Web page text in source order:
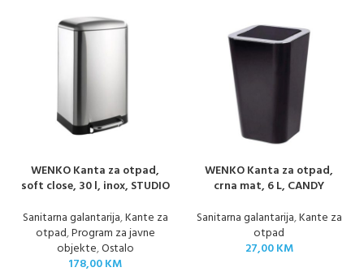
WENKO Kanta za otpad,
soft close, 30 l, inox, STUDIO
Sanitarna galantarija,Kante za
otpad,Program za javne
objekte,Ostalo
178,00KM
WENKO Kanta za otpad,
crna mat, 6 L, CANDY
Sanitarna galantarija,Kante za
otpad
27,00KM